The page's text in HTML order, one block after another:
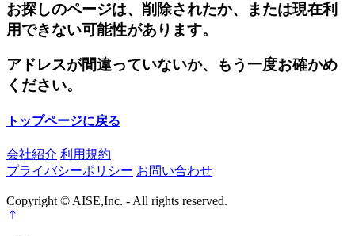
お探しのページは、削除されたか、または現在利
用できない可能性があります。
アドレスが間違っていないか、もう一度お確かめ
ください。
トップページに戻る
会社紹介 利用規約
プライバシーポリシー お問い合わせ
Copyright © AISE,Inc. - All rights reserved.